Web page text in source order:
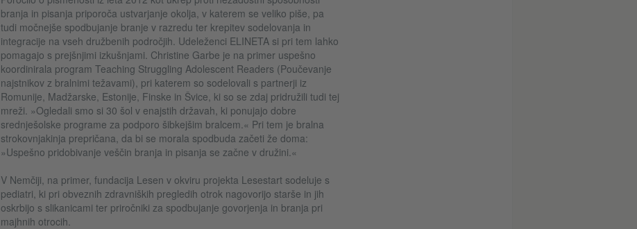
branja in pisanja priporoča ustvarjanje okolja, v katerem se veliko piše, pa
tudi močnejše spodbujanje branje v razredu ter krepitev sodelovanja in
integracije na vseh družbenih področjih. Udeleženci ELINETA si pri tem lahko
pomagajo s prejšnjimi izkušnjami. Christine Garbe je na primer uspešno
koordinirala program Teaching Struggling Adolescent Readers (Poučevanje
najstnikov z bralnimi težavami), pri katerem so sodelovali s partnerji iz
Romunije, Madžarske, Estonije, Finske in Švice, ki so se zdaj pridružili tudi tej
mreži. »Ogledali smo si 30 šol v enajstih državah, ki ponujajo dobre
srednješolske programe za podporo šibkejšim bralcem.« Pri tem je bralna
strokovnjakinja prepričana, da bi se morala spodbuda začeti že doma:
»Uspešno pridobivanje veščin branja in pisanja se začne v družini.«
V Nemčiji, na primer, fundacija Lesen v okviru projekta Lesestart sodeluje s
pediatri, ki pri obveznih zdravniških pregledih otrok nagovorijo starše in jih
oskrbijo s slikanicami ter priročniki za spodbujanje govorjenja in branja pri
majhnih otrocih.